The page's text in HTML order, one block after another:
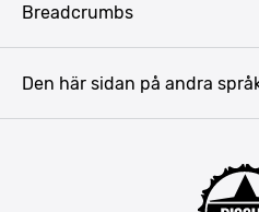
Breadcrumbs
Den här sidan på andra